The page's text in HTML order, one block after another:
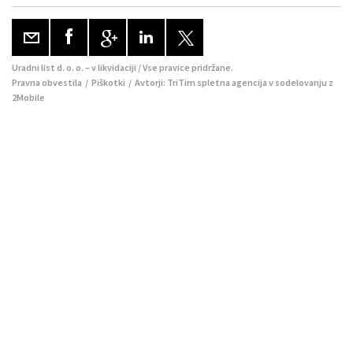
Uradni list d. o. o. – v likvidaciji / Vse pravice pridržane.
Pravna obvestila / Piškotki / Avtorji: TriTim spletna agencija v sodelovanju z
2Mobile